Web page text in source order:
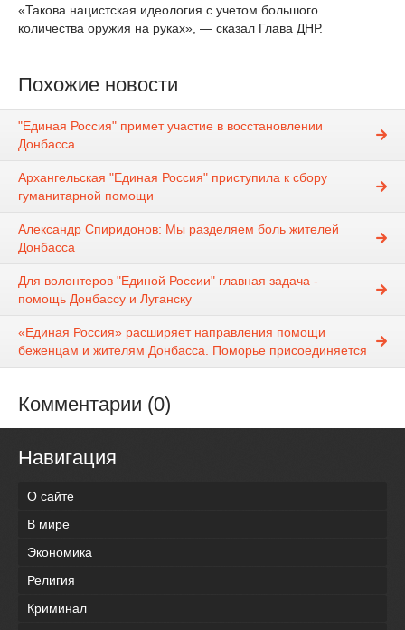
«Такова нацистская идеология с учетом большого
количества оружия на руках», — сказал Глава ДНР.
Похожие новости
"Единая Россия" примет участие в восстановлении
Донбасса
Архангельская "Единая Россия" приступила к сбору
гуманитарной помощи
Александр Спиридонов: Мы разделяем боль жителей
Донбасса
Для волонтеров "Единой России" главная задача -
помощь Донбассу и Луганску
«Единая Россия» расширяет направления помощи
беженцам и жителям Донбасса. Поморье присоединяется
Комментарии (0)
Навигация
О сайте
В мире
Экономика
Религия
Криминал